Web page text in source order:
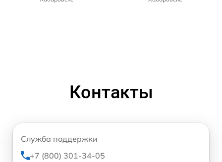
Контакты
Служба поддержки
+7 (800) 301-34-05